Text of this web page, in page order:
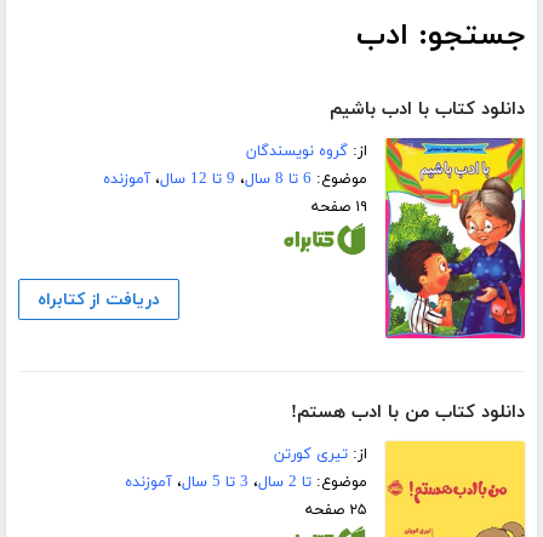
جستجو: ادب
دانلود کتاب با ادب باشیم
از:گروه نویسندگان
موضوع: 6 تا 8 سال ، 9 تا 12 سال ،آموزنده
۱۹ صفحه
دریافت از کتابراه
دانلود کتاب من با ادب هستم!
از:تیری کورتن
موضوع:تا 2 سال ، 3 تا 5 سال ،آموزنده
۲۵ صفحه